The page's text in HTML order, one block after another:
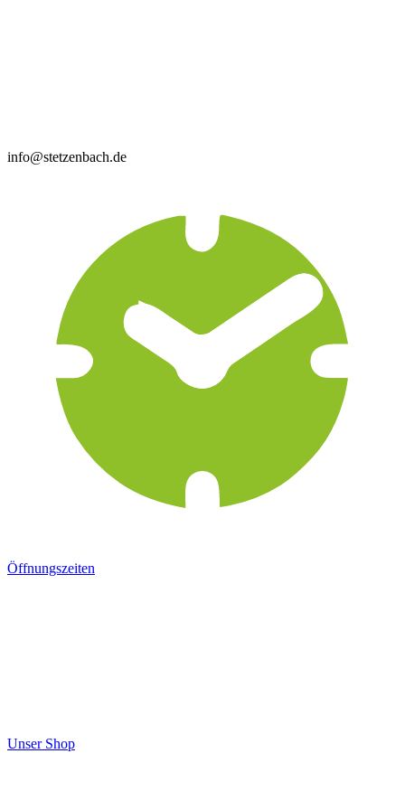
info@stetzenbach.de
Öffnungszeiten
Unser Shop